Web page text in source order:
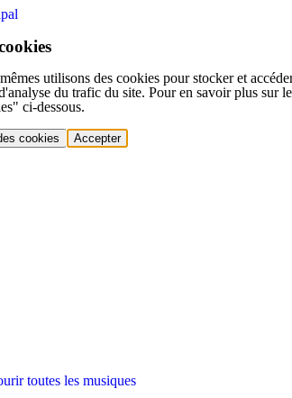
utilisons des cookies pour stocker et
du trafic du site. Pour en savoir plus
ci-dessous.
cookies Accepter
toutes les musiques